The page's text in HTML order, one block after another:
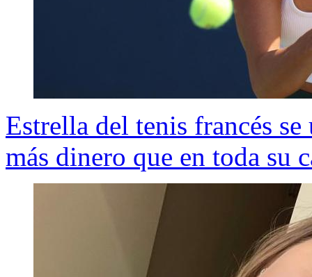
Estrella del tenis francés
más dinero que en toda su